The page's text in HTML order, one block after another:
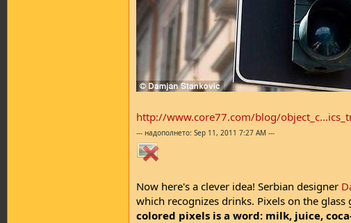
http://www.core77.com/blog/
--- надополнето: Sep 11, 2011 7:27 AM ---
Now here's a clever idea! Serbian designer
which recognizes drinks. Pixels on the
colored pixels is a word: milk, juice,